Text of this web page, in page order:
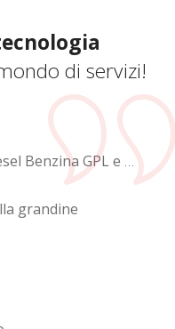
di servizi!
Assistenza Veicoli Diesel Benzina GPL e Metano
grandine